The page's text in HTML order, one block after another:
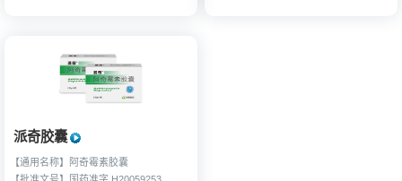
派奇胶囊
【通用名称】阿奇霉素胶囊